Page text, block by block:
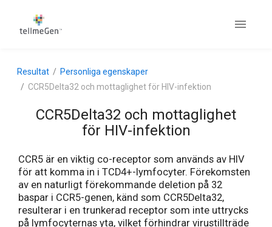
Resultat
Personliga egenskaper
CCR5Delta32 och mottaglighet för HIV-infektion
CCR5Delta32 och mottaglighet
för HIV-infektion
CCR5 är en viktig co-receptor som används av HIV
för att komma in i TCD4+-lymfocyter. Förekomsten
av en naturligt förekommande deletion på 32
baspar i CCR5-genen, känd som CCR5Delta32,
resulterar i en trunkerad receptor som inte uttrycks
på lymfocyternas yta, vilket förhindrar virustillträde